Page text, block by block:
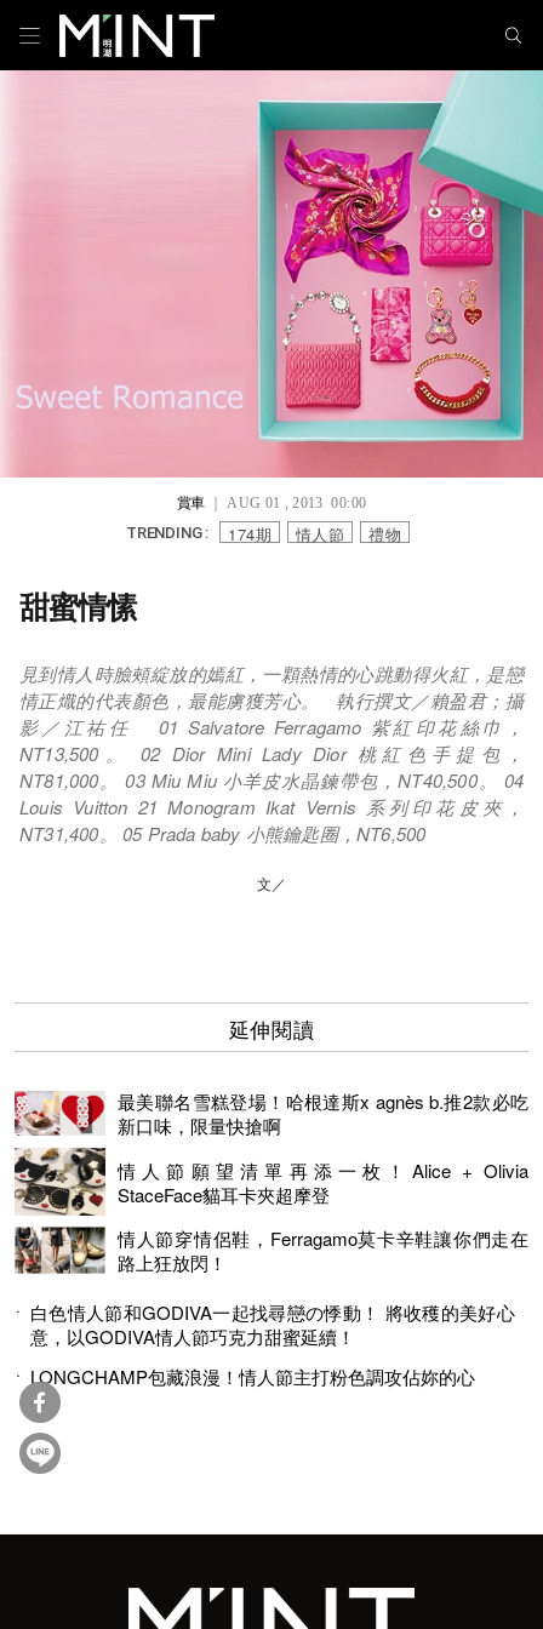
賞車｜ AUG 01 , 2013 00:00
TRENDING : 174期 情人節 禮物
甜蜜情愫
見到情人時臉頰綻放的嫣紅，一顆熱情的心跳動得火紅，是戀
情正熾的代表顏色，最能虜獲芳心。 執行撰文／賴盈君；攝
影／江祐任 01 Salvatore Ferragamo 紫紅印花絲巾，
NT13,500。 02 Dior Mini Lady Dior 桃紅色手提包，
NT81,000。 03 Miu Miu 小羊皮水晶鍊帶包，NT40,500。 04
Louis Vuitton 21 Monogram Ikat Vernis 系列印花皮夾，
NT31,400。 05 Prada baby 小熊鑰匙圈，NT6,500
文／
延伸閱讀
最美聯名雪糕登場！哈根達斯x agnès b.推2款必吃
新口味，限量快搶啊
情人節願望清單再添一枚！Alice + Olivia
StaceFace貓耳卡夾超摩登
情人節穿情侶鞋，Ferragamo莫卡辛鞋讓你們走在
路上狂放閃！
白色情人節和GODIVA一起找尋戀の悸動！ 將收穫的美好心
意，以GODIVA情人節巧克力甜蜜延續！
LONGCHAMP包藏浪漫！情人節主打粉色調攻佔妳的心